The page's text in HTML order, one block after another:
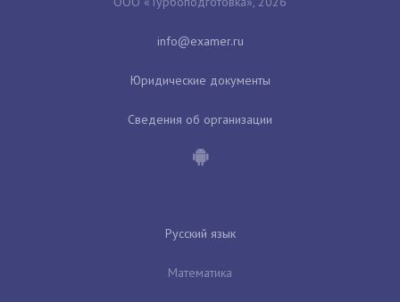
Юридические документы
Сведения об организации
Русский язык
Математика